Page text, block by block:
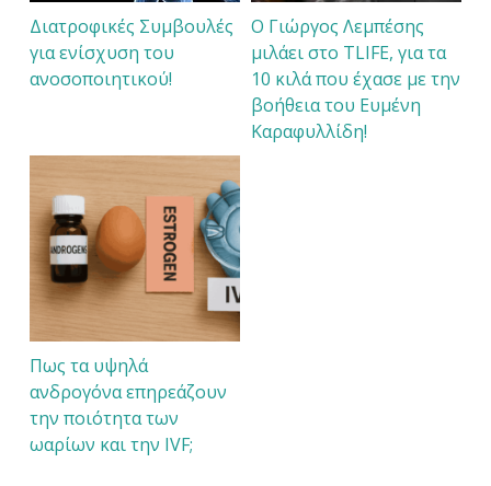
Διατροφικές Συμβουλές
για ενίσχυση του
ανοσοποιητικού!
Ο Γιώργος Λεμπέσης
μιλάει στο TLIFE, για τα
10 κιλά που έχασε με την
βοήθεια του Ευμένη
Καραφυλλίδη!
Πως τα υψηλά
ανδρογόνα επηρεάζουν
την ποιότητα των
ωαρίων και την IVF;